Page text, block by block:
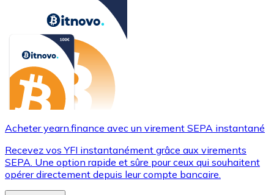
Acheter yearn.finance avec un virement SEPA instantané
Recevez vos YFI instantanément grâce aux virements
SEPA. Une option rapide et sûre pour ceux qui souhaitent
opérer directement depuis leur compte bancaire.